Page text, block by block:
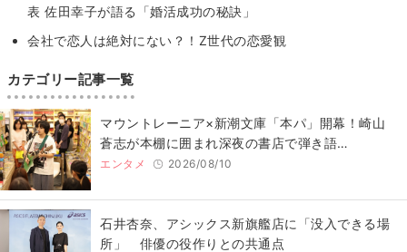
表 佐田幸子が語る「婚活成功の秘訣」
会社で恋人は絶対にない？！Z世代の恋愛観
カテゴリー記事一覧
マウントレーニア×新潮文庫「本パ」開幕！崎山
蒼志が本棚に囲まれ深夜の書店で弾き語…
エンタメ 2026/08/10
石井杏奈、アシックス新旗艦店に「没入できる場
所」 俳優の役作りとの共通点